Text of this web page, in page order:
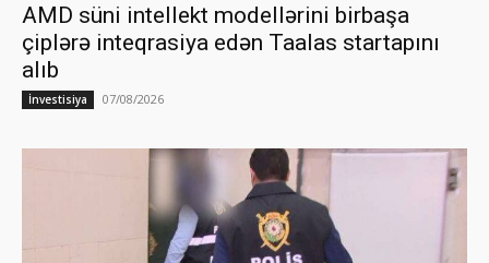
AMD süni intellekt modellərini birbaşa
çiplərə inteqrasiya edən Taalas startapını
alıb
İnvestisiya 07/08/2026